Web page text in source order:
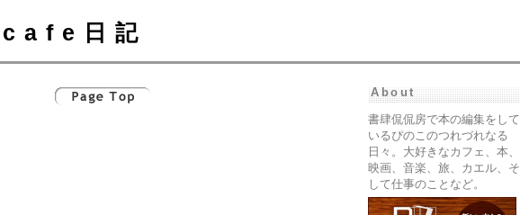
cafe日記
About
書肆侃侃房で本の編集をして
いるぴのこのつれづれなる
日々。大好きなカフェ、本、
映画、音楽、旅、カエル、そ
して仕事のことなど。